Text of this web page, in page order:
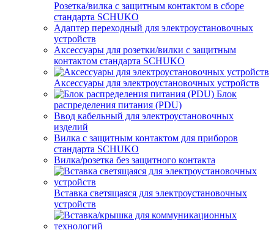
Розетка/вилка с защитным контактом в сборе
стандарта SCHUKO
Адаптер переходный для электроустановочных
устройств
Аксессуары для розетки/вилки с защитным
контактом стандарта SCHUKO
Аксессуары для электроустановочных устройств
Блок
распределения питания (PDU)
Ввод кабельный для электроустановочных
изделий
Вилка с защитным контактом для приборов
стандарта SCHUKO
Вилка/розетка без защитного контакта
Вставка светящаяся для электроустановочных
устройств